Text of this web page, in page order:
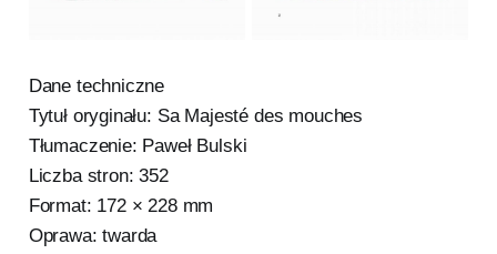
Dane techniczne
Tytuł oryginału: Sa Majesté des mouches
Tłumaczenie: Paweł Bulski
Liczba stron: 352
Format: 172 × 228 mm
Oprawa: twarda